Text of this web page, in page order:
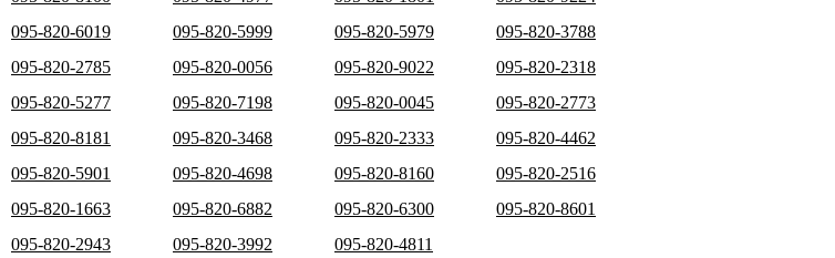
095-820-6019 095-820-5999 095-820-5979
095-820-3788
095-820-2785 095-820-0056 095-820-9022
095-820-2318
095-820-5277 095-820-7198 095-820-0045
095-820-2773
095-820-8181 095-820-3468 095-820-2333
095-820-4462
095-820-5901 095-820-4698 095-820-8160
095-820-2516
095-820-1663 095-820-6882 095-820-6300
095-820-8601
095-820-2943 095-820-3992 095-820-4811